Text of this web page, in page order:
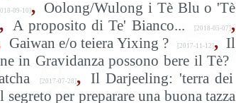
09-10] , Oolong/Wulong i Tè Blu o 'Tè
, A proposito di Te' Bianco... [2018-05-07] ,
Gaiwan e/o teiera Yixing ? [2017-11-12] , Il
in Gravidanza possono bere il Tè?
[2017-07-28] , Il Darjeeling: 'terra dei
segreto per preparare una buona tazza